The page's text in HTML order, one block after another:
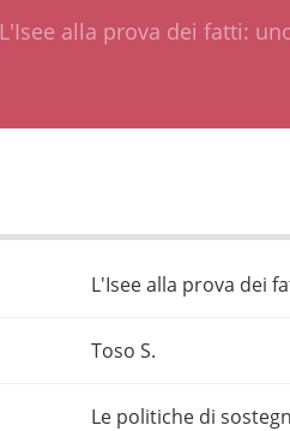
L'Isee alla prova dei fatti:
L'Isee alla prova dei
Toso S.
Le politiche di